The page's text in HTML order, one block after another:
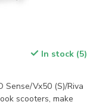
In stock (5)
Sense/Vx50 (S)/Riva
scooters, make